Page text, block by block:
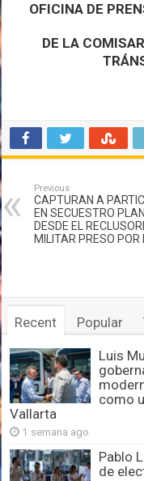
OFICINA DE
DE LA
Previous
CAPTURAN A
EN SECUESTRO
DESDE EL
MILITAR PRESO POR
Recent Popular
Luis
como
Vallarta
1 semana ago
Pablo
de